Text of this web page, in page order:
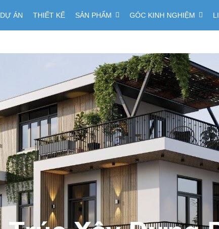
DỰ ÁN THIẾT KẾ SẢN PHẨM GÓC KINH NGHIỆM